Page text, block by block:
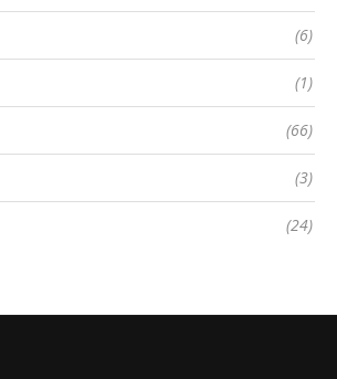
(6)
(1)
(66)
(3)
(24)